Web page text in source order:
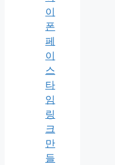
이
폰
페
이
스
타
임
링
크
만
들